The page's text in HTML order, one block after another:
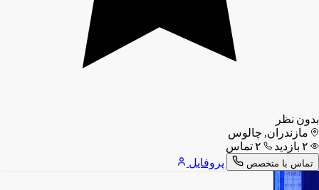
بدون نظر
مازندران, چالوس
تماس با متخصص پروفایل